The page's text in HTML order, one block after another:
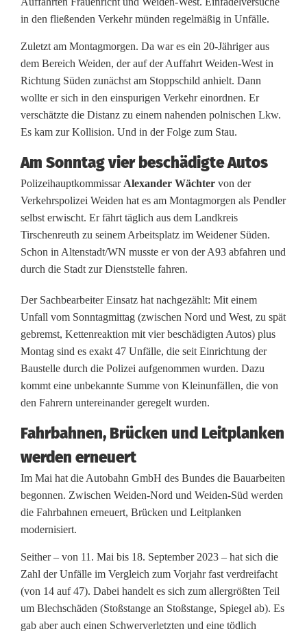
e
l
l
e
a
f
A
9
3
b
e
W
e
i
d
e
n
:
I
n
z
w
in den fließenden Verkehr münden regelmäßig in Unfälle.
Zuletzt am Montagmorgen. Da war es ein 20-Jähriger aus
dem Bereich Weiden, der auf der Auffahrt Weiden-West in
Richtung Süden zunächst am Stoppschild anhielt. Dann
wollte er sich in den einspurigen Verkehr einordnen. Er
verschätzte die Distanz zu einem nahenden polnischen Lkw.
Es kam zur Kollision. Und in der Folge zum Stau.
Am Sonntag vier beschädigte Autos
Polizeihauptkommissar Alexander Wächter von der
Verkehrspolizei Weiden hat es am Montagmorgen als Pendler
selbst erwischt. Er fährt täglich aus dem Landkreis
Tirschenreuth zu seinem Arbeitsplatz im Weidener Süden.
Schon in Altenstadt/WN musste er von der A93 abfahren und
durch die Stadt zur Dienststelle fahren.
Der Sachbearbeiter Einsatz hat nachgezählt: Mit einem
Unfall vom Sonntagmittag (zwischen Nord und West, zu spät
gebremst, Kettenreaktion mit vier beschädigten Autos) plus
Montag sind es exakt 47 Unfälle, die seit Einrichtung der
Baustelle durch die Polizei aufgenommen wurden. Dazu
kommt eine unbekannte Summe von Kleinunfällen, die von
den Fahrern untereinander geregelt wurden.
Fahrbahnen, Brücken und Leitplanken
werden erneuert
Im Mai hat die Autobahn GmbH des Bundes die Bauarbeiten
begonnen. Zwischen Weiden-Nord und Weiden-Süd werden
die Fahrbahnen erneuert, Brücken und Leitplanken
modernisiert.
Seither – von 11. Mai bis 18. September 2023 – hat sich die
Zahl der Unfälle im Vergleich zum Vorjahr fast verdreifacht
(von 14 auf 47). Dabei handelt es sich zum allergrößten Teil
um Blechschäden (Stoßstange an Stoßstange, Spiegel ab). Es
gab aber auch einen Schwerverletzten und eine tödlich